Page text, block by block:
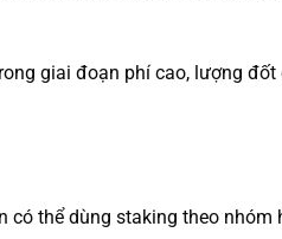
giai đoạn phí cao, lượng
thể dùng staking theo